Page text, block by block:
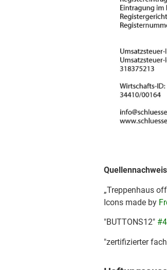
„Treppenhaus
Icons made by
"BUTTONS12"
"zertifizierter